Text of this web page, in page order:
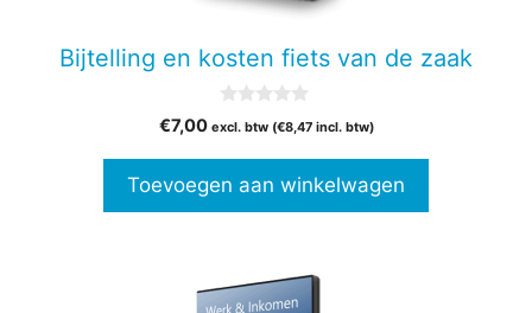
Bijtelling en kosten fiets van de zaak
v
5
€7,00 excl. btw (€8,47incl. btw)
Toevoegen aan winkelwagen